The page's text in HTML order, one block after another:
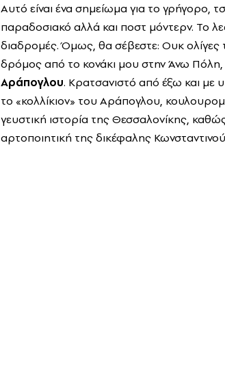
Αυτό είναι ένα σημείωμα για το γρήγορο,
παραδοσιακό αλλά και ποστ μόντερν. Το
διαδρομές. Όμως, θα σέβεστε: Ουκ ολίγες
δρόμος από το κονάκι μου στην Άνω Πόλη,
Αράπογλου. Κρατσανιστό από έξω και με
το «κολλίκιον» του Αράπογλου,
γευστική ιστορία της Θεσσαλονίκης,
αρτοποιητική της δικέφαλης